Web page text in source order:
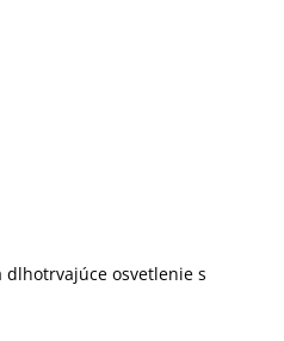
dlhotrvajúce osvetlenie s